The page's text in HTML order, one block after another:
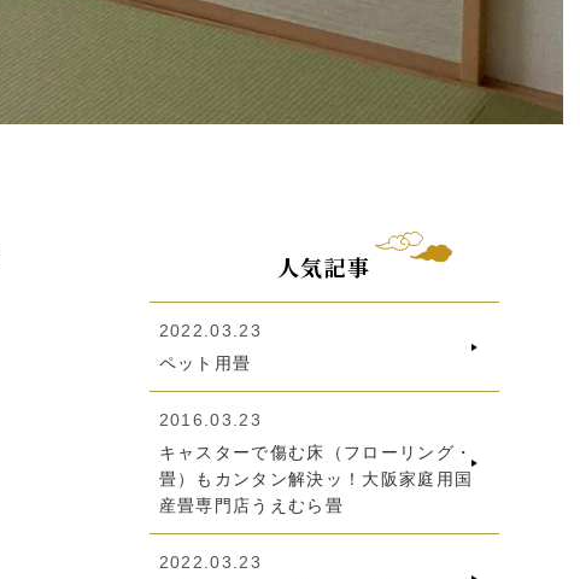
人気記事
2022.03.23
ペット用畳
2016.03.23
キャスターで傷む床（フローリング・
畳）もカンタン解決ッ！大阪家庭用国
産畳専門店うえむら畳
2022.03.23